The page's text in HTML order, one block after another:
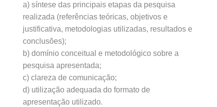
a) síntese das principais etapas da pesquisa
realizada (referências teóricas, objetivos e
justificativa, metodologias utilizadas, resultados e
conclusões);
b) domínio conceitual e metodológico sobre a
pesquisa apresentada;
c) clareza de comunicação;
d) utilização adequada do formato de
apresentação utilizado.